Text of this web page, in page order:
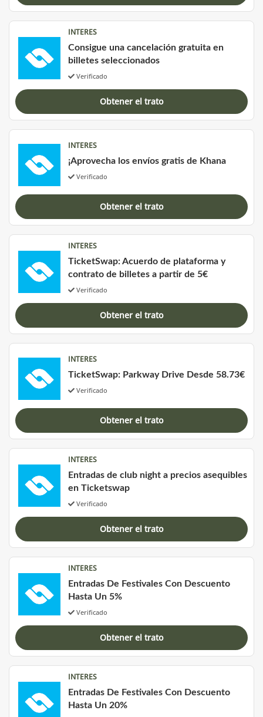
INTERES
Consigue una cancelación gratuita en
billetes seleccionados
Verificado
Obtener el trato
INTERES
¡Aprovecha los envíos gratis de Khana
Verificado
Obtener el trato
INTERES
TicketSwap: Acuerdo de plataforma y
contrato de billetes a partir de 5€
Verificado
Obtener el trato
INTERES
TicketSwap: Parkway Drive Desde 58.73€
Verificado
Obtener el trato
INTERES
Entradas de club night a precios asequibles
en Ticketswap
Verificado
Obtener el trato
INTERES
Entradas De Festivales Con Descuento
Hasta Un 5%
Verificado
Obtener el trato
INTERES
Entradas De Festivales Con Descuento
Hasta Un 20%